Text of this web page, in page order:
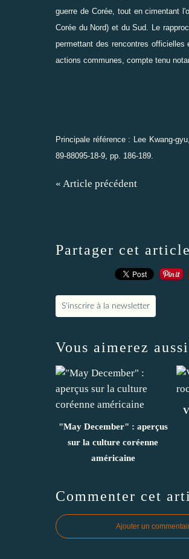
guerre de Corée, tout en cimentant
Corée du Nord) et du Sud. Le
permettant des rencontres
actions communes, compte tenu
Principale référence : Lee Kwang-
89-88095-18-9, pp. 186-189.
« Article précédent
Partager cet article
S'inscrire à la newsletter
Vous aimerez
"May December" : aperçus
sur la culture coréenne
américaine
Commenter cet
Ajouter un